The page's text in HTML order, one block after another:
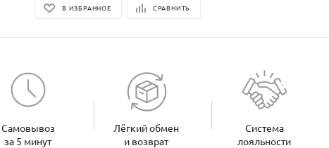
В ИЗБРАННОЕ СРАВНИТЬ
Самовывоз
за 5 минут
Лёгкий обмен
и возврат
Система
лояльности